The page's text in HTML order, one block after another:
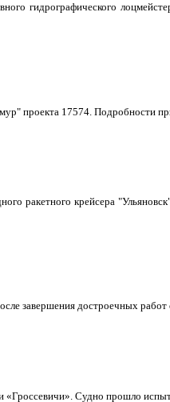
гидрографического
проекта 17574. Подробности
ракетного крейсера
завершения достроечных
Судно прошло